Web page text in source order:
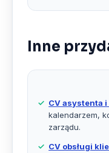
Inne
CV asystenta
kalendarzem,
zarządu.
CV obsługi